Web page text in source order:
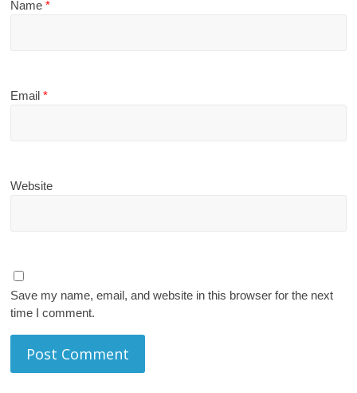
Name*
Email*
Website
Save my name, email, and website in this browser for the next
time I comment.